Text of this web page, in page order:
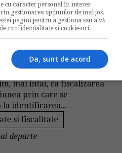
actuale
fiscal
mai intai, ca fiscalizarea
prin care se
la identificarea...
si fiscalitate
departe
cu caracter personal în interes
gestionarea opțiunilor de mai jos.
pagini pentru a gestiona sau a vă
confidențialitate și cookie-uri.
Da, sunt de acord